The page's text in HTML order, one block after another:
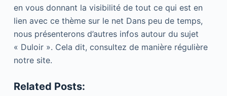
en vous donnant la visibilité de tout ce qui est en
lien avec ce thème sur le net Dans peu de temps,
nous présenterons d’autres infos autour du sujet
« Duloir ». Cela dit, consultez de manière régulière
notre site.
Related Posts: